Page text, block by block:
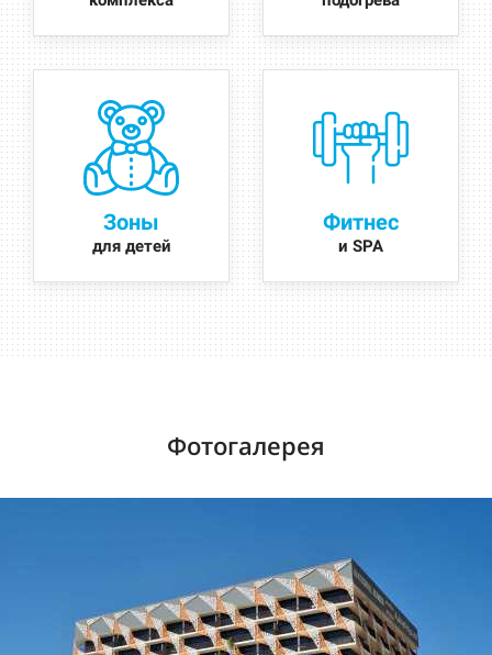
Зоны
для детей
Фитнес
и SPA
Фотогалерея